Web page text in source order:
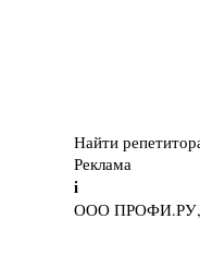
Найти
Реклама
i
ООО ПРОФИ.РУ,